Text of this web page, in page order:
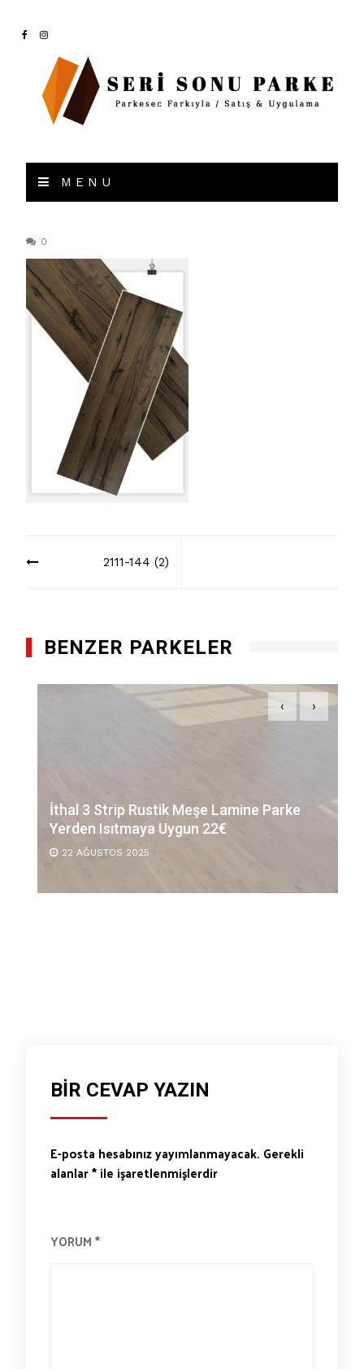
MENU
0
2111-144 (2)
BENZER PARKELER
İthal 3 Strip Rustik Meşe Lamine Parke
Yerden Isıtmaya Uygun 22€
22 AĞUSTOS 2025
‹ ›
BIR CEVAP YAZIN
E-posta hesabınız yayımlanmayacak. Gerekli
alanlar*ile işaretlenmişlerdir
YORUM*